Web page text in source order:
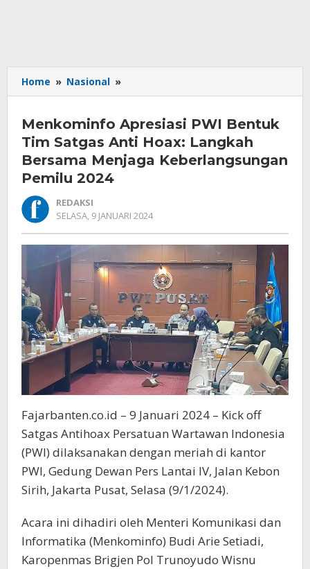
Home » Nasional »
Apresiasi
Bentuk
Tim
Satgas
Anti
Bersama
2024
Menkominfo Apresiasi PWI Bentuk
Tim Satgas Anti Hoax: Langkah
Bersama Menjaga Keberlangsungan
Pemilu 2024
REDAKSI
SELASA, 9 JANUARI 2024
Fajarbanten.co.id – 9 Januari 2024 – Kick off
Satgas Antihoax Persatuan Wartawan Indonesia
(PWI) dilaksanakan dengan meriah di kantor
PWI, Gedung Dewan Pers Lantai IV, Jalan Kebon
Sirih, Jakarta Pusat, Selasa (9/1/2024).
Acara ini dihadiri oleh Menteri Komunikasi dan
Informatika (Menkominfo) Budi Arie Setiadi,
Karopenmas Brigjen Pol Trunoyudo Wisnu